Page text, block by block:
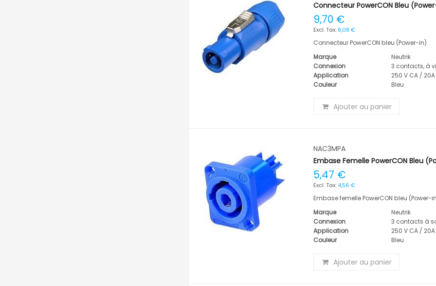
Connecteur PowerCON Bleu
9,70 €
8,08 €
Connecteur PowerCON bleu (Power-in)
Marque
Neutrik
Connexion
3 contacts, à
Application
250 V CA / 20A
Couleur
Bleu
Ajouter au panier
NAC3MPA
Embase Femelle PowerCON Bleu
5,47 €
4,56 €
Embase femelle PowerCON bleu (Power-
Marque
Neutrik
Connexion
3 contacts à
Application
250 V CA / 20A
Couleur
Bleu
Ajouter au panier